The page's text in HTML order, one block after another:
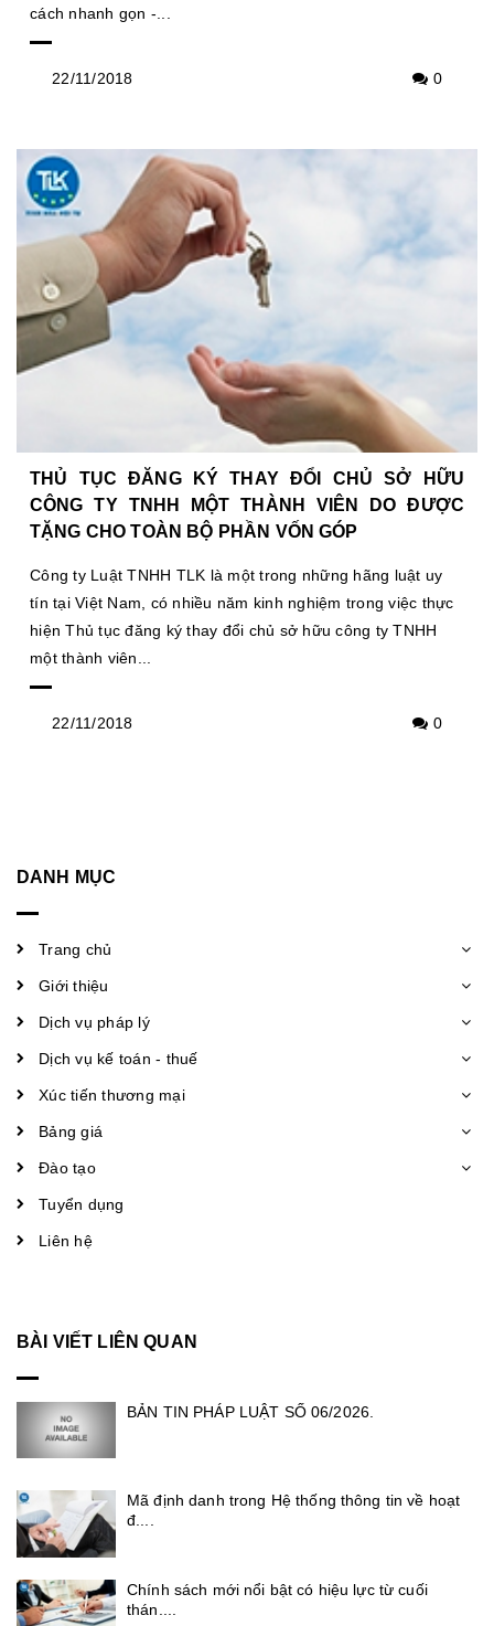
cách nhanh gọn -...
22/11/2018 0
THỦ TỤC ĐĂNG KÝ THAY ĐỔI CHỦ SỞ HỮU
CÔNG TY TNHH MỘT THÀNH VIÊN DO ĐƯỢC
TẶNG CHO TOÀN BỘ PHẦN VỐN GÓP
Công ty Luật TNHH TLK là một trong những hãng luật uy
tín tại Việt Nam, có nhiều năm kinh nghiệm trong việc thực
hiện Thủ tục đăng ký thay đổi chủ sở hữu công ty TNHH
một thành viên...
22/11/2018 0
DANH MỤC
Trang chủ
Giới thiệu
Dịch vụ pháp lý
Dịch vụ kế toán - thuế
Xúc tiến thương mại
Bảng giá
Đào tạo
Tuyển dụng
Liên hệ
BÀI VIẾT LIÊN QUAN
BẢN TIN PHÁP LUẬT SỐ 06/2026.
Mã định danh trong Hệ thống thông tin về hoạt
đ....
Chính sách mới nổi bật có hiệu lực từ cuối
thán....